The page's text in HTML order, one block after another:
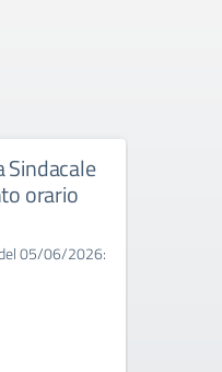
Sindacale
orario
del 05/06/2026: